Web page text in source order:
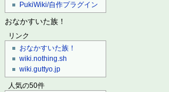
PukiWiki/自作プラグイン
おなかすいた族！
リンク
おなかすいた族！
wiki.nothing.sh
wiki.guttyo.jp
人気の50件